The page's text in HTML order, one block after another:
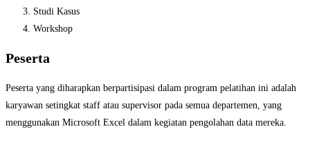
Studi Kasus
Workshop
Peserta
Peserta yang diharapkan berpartisipasi dalam program pelatihan ini adalah
karyawan setingkat staff atau supervisor pada semua departemen, yang
menggunakan Microsoft Excel dalam kegiatan pengolahan data mereka.